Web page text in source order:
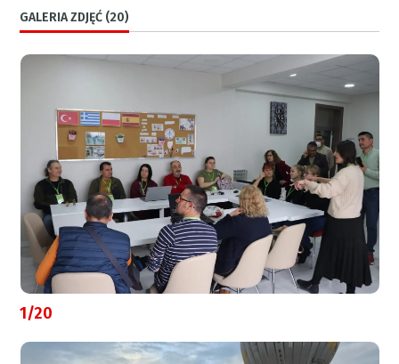
GALERIA ZDJĘĆ (20)
1/20